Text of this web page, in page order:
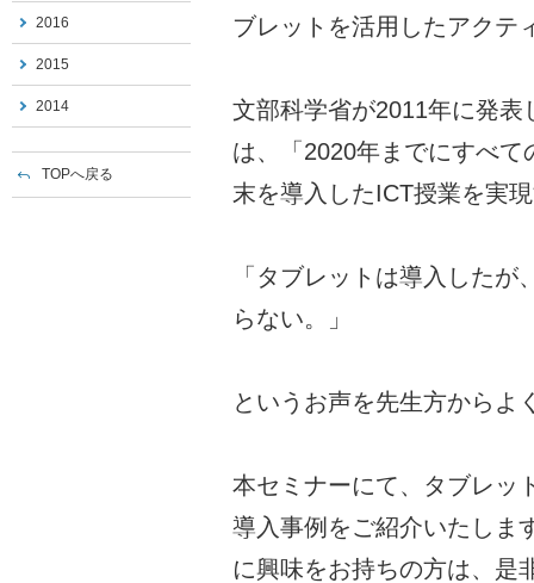
ブレットを活用したアクテ
文部科学省が2011年に発
は、「2020年までにすべ
末を導入したICT授業を実
「タブレットは導入した
らない。」
というお声を先生方からよ
本セミナーにて、タブレッ
導入事例をご紹介いたしま
に興味をお持ちの方は、是
2016
2015
2014
TOPへ戻る